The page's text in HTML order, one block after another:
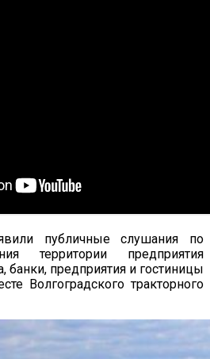
публичные слушания по
территории предприятия
предприятия и гостиницы
Волгоградского тракторного